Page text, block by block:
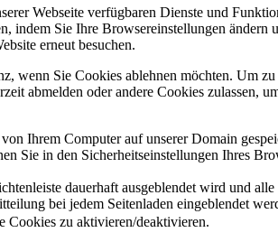
Webseite verfügbaren Dienste und
indem Sie Ihre Browsereinstellungen
erneut besuchen.
wenn Sie Cookies ablehnen möchten. Um
abmelden oder andere Cookies zulassen,
Ihrem Computer auf unserer Domain
Sie in den Sicherheitseinstellungen Ihres
dauerhaft ausgeblendet wird und
bei jedem Seitenladen eingeblendet
Cookies zu aktivieren/deaktivieren.